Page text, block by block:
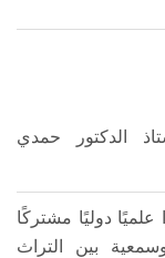
الدكتور حمدي
علميًا دوليًا مشتركًا
بين التراث